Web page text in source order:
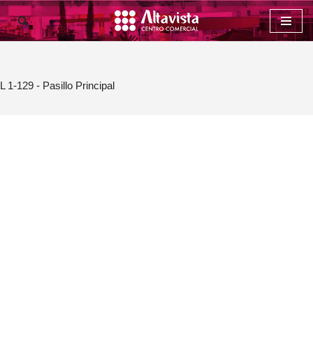
Saltar
L 1-129 - Pasillo Principal